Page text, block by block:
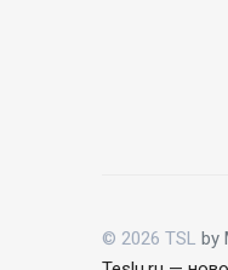
© 2026 TSL by